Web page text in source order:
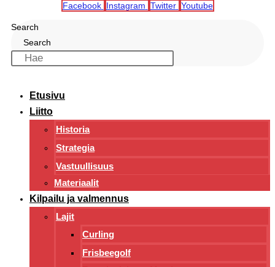
Facebook Instagram Twitter Youtube
Search
Search
Etusivu
Liitto
Historia
Strategia
Vastuullisuus
Materiaalit
Kilpailu ja valmennus
Lajit
Curling
Frisbeegolf